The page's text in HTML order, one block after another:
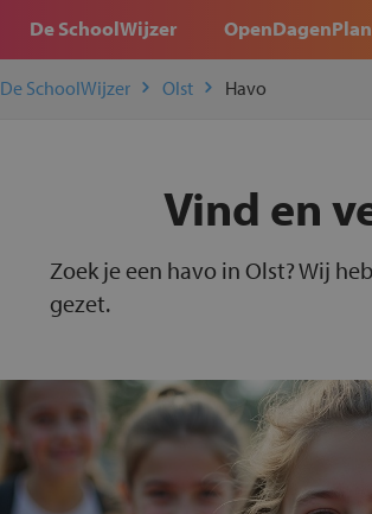
De SchoolWijzer
De SchoolWijzer Olst Havo
Vind en
Zoek je een havo in Olst? Wij
gezet.